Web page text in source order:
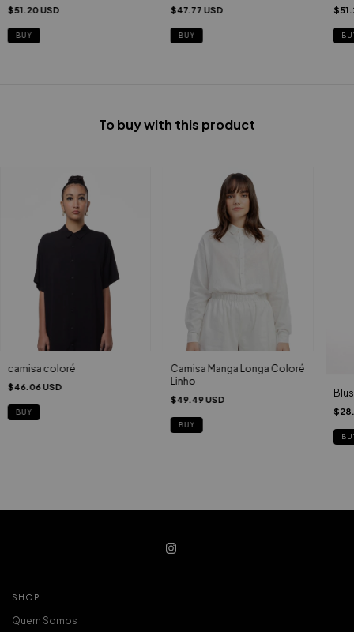
$51.20 USD
BUY
$47.77 USD
BUY
To buy with this product
camisa coloré
$46.06 USD
BUY
Camisa Manga Longa Coloré
Linho
$49.49 USD
BUY
SHOP
Quem Somos